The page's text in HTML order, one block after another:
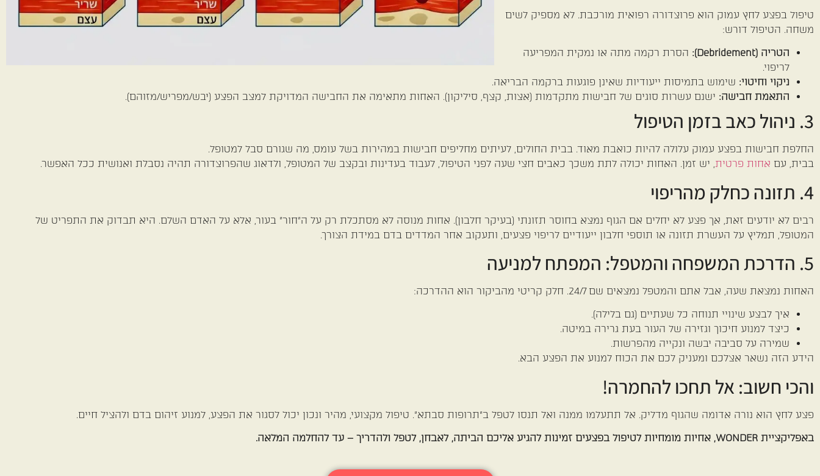
טיפול בפצע לחץ עמוק הוא פרוצדורה רפואית מורכבת. לא מספיק לשים
משחה. הטיפול דורש:
הטריה (Debridement):
הסרת רקמה מתה או נמקית המפריעה
לריפוי.
ניקוי וחיטוי: שימוש בתמיסות ייעודיות שאינן פוגעות ברקמה הבריאה.
התאמת חבישה: ישנם עשרות סוגים של חבישות מתקדמות (אצות, קצף, סיליקון). האחות מתאימה את החבישה המדויקת למצב הפצע (יבש/מפריש/מזוהם).
3. ניהול כאב בזמן הטיפול
החלפת חבישות בפצע עמוק עלולה להיות כואבת מאוד. בבית החולים, לעיתים מחליפים חבישות במהירות בשל עומס, מה שגורם סבל למטופל.
בבית, עם אחות פרטית, יש זמן. האחות יכולה לתת משכך כאבים חצי שעה לפני הטיפול, לעבוד בעדינות ובקצב של המטופל, ולדאוג שהפרוצדורה תהיה נסבלת ואנושית ככל האפשר.
4. תזונה כחלק מהריפוי
רבים לא יודעים זאת, אך פצע לא יחלים אם הגוף נמצא בחוסר תזונתי (בעיקר חלבון). אחות מנוסה לא מסתכלת רק על ה"חור" בעור, אלא על האדם השלם. היא תבדוק את התפריט של
המטופל, תמליץ על העשרת תזונה או תוספי חלבון ייעודיים לריפוי פצעים, ותעקוב אחר המדדים בדם במידת הצורך.
5. הדרכת המשפחה והמטפל: המפתח למניעה
האחות נמצאת שעה, אבל אתם והמטפל נמצאים שם 24/7. חלק קריטי מהביקור הוא ההדרכה:
איך לבצע שינויי תנוחה כל שעתיים (גם בלילה).
כיצד למנוע חיכוך וגזירה של העור בעת גרירה במיטה.
שמירה על סביבה יבשה ונקייה מהפרשות.
הידע הזה נשאר אצלכם ומעניק לכם את הכוח למנוע את הפצע הבא.
והכי חשוב: אל תחכו להחמרה!
פצע לחץ הוא נורה אדומה שהגוף מדליק. אל תתעלמו ממנה ואל תנסו לטפל ב"תרופות סבתא". טיפול מקצועי, מהיר ונכון יכול לסגור את הפצע, למנוע זיהום בדם ולהציל חיים.
באפליקציית WONDER, אחיות מומחיות לטיפול בפצעים זמינות להגיע אליכם הביתה, לאבחן, לטפל ולהדריך – עד להחלמה המלאה.